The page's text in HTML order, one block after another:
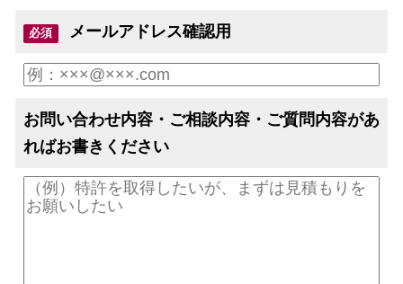
必須 メールアドレス確認用
お問い合わせ内容・ご相談内容・ご質問内容があ
ればお書きください